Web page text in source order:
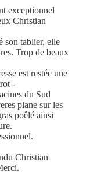
exceptionnel
Christian
son tablier, elle
Trop de beaux
est restée une
-
du Sud
plane sur les
poêlé ainsi
Christian